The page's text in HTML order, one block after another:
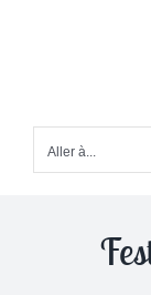
Aller à...